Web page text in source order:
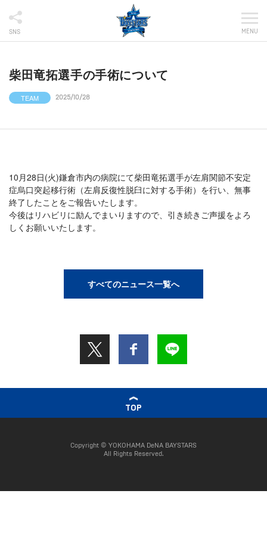
SNS MENU
柴田竜拓選手の手術について
TEAM 2025/10/28
10月28日(火)鎌倉市内の病院にて柴田竜拓選手が左肩関節不安定
症烏口突起移行術（左肩反復性脱臼に対する手術）を行い、無事
終了したことをご報告いたします。
今後はリハビリに励んでまいりますので、引き続きご声援をよろ
しくお願いいたします。
すべてのニュース一覧へ
TOP
Copyright © YOKOHAMA DeNA BAYSTARS
All Rights Reserved.